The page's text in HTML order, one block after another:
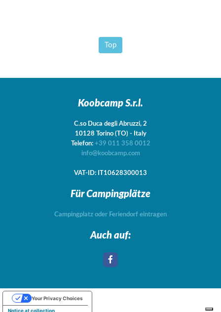
Top
Koobcamp S.r.l.
C.so Duca degli Abruzzi, 2
10128 Torino (TO) - Italy
Telefon: +39 011 358 0012
info@koobcamp.com
VAT-ID: IT10628300013
Für Campingplätze
Campingplatz oder Feriendorf eintragen
Auch auf:
Notice at collection
Your Privacy Choices